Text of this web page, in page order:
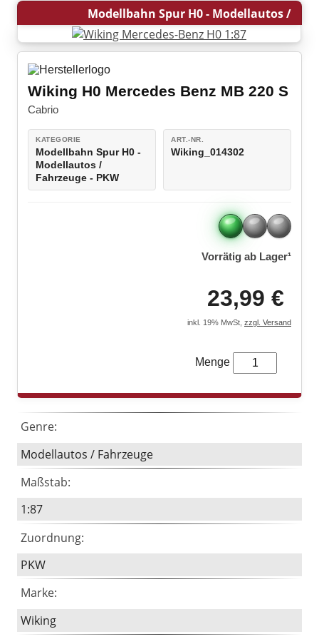
Bausätze
Viessmann CarMotion H0
Gleiszubehör
Militärfahrzeuge
Boote / Schiffe
Bausätze
Modellautozubehör
LEGO® Speed Champions
LEGO® VIDIYO
LEGO® Super Mario
LEGO® Marvel Super Heroes™
LEGO® Jurassic World™
LEGO® Architecture
LEGO® ART
Modellbahn Spur H0 - Modellautos /
Fahrzeuge - PKW
Wiking H0 Mercedes Benz MB 220 S
Cabrio
KATEGORIE
Modellbahn Spur H0 -
Modellautos /
Fahrzeuge - PKW
ART.-NR.
Wiking_014302
Vorrätig ab Lager¹
23,99 €
inkl. 19% MwSt, zzgl. Versand
Menge
Genre:
Modellautos / Fahrzeuge
Maßstab:
1:87
Zuordnung:
PKW
Marke:
Wiking